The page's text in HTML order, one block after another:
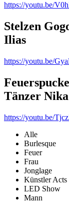
https://youtu.be/
Stelzen
Ilias
https://youtu.be/
Tänzer
https://youtu.be/
Alle
Burlesque
Feuer
Frau
Jonglage
Künstler Acts
LED Show
Mann